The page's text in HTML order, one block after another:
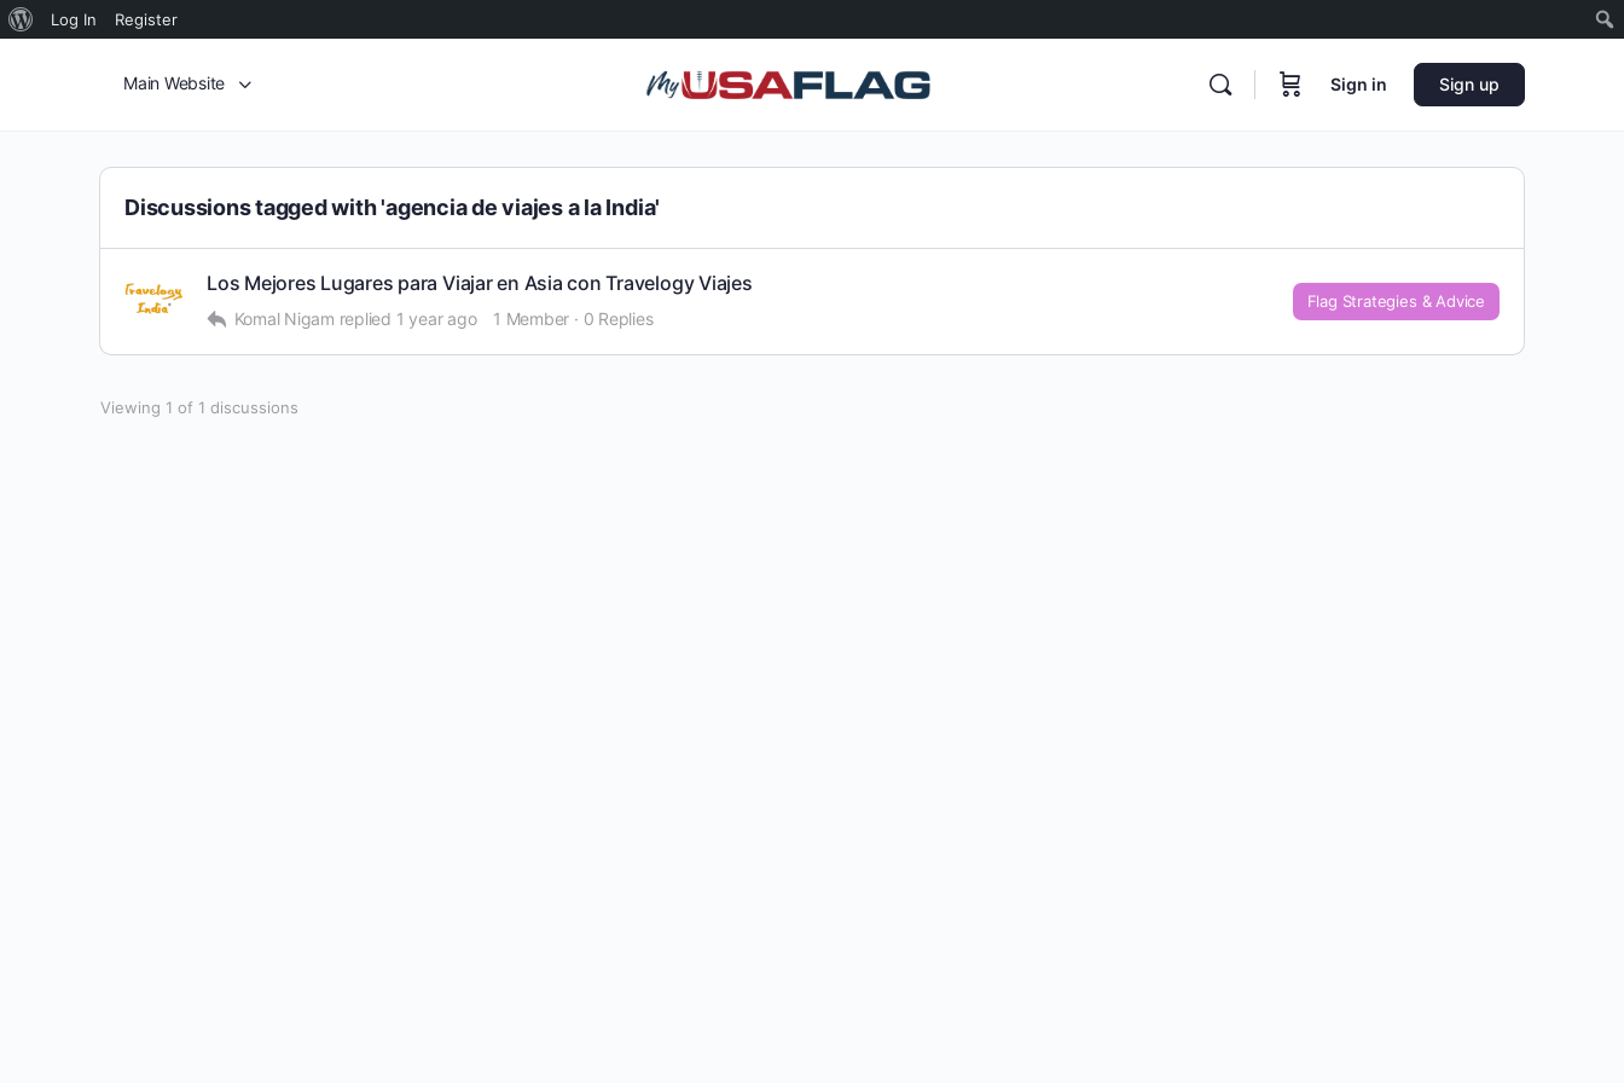
Log In Register
Main Website Sign in Sign up
Discussions tagged with 'agencia de viajes a la India'
Los Mejores Lugares para Viajar en Asia con Travelogy Viajes
Komal Nigam replied 1 year ago 1 Member · 0 Replies
Flag Strategies & Advice
Viewing 1 of 1 discussions